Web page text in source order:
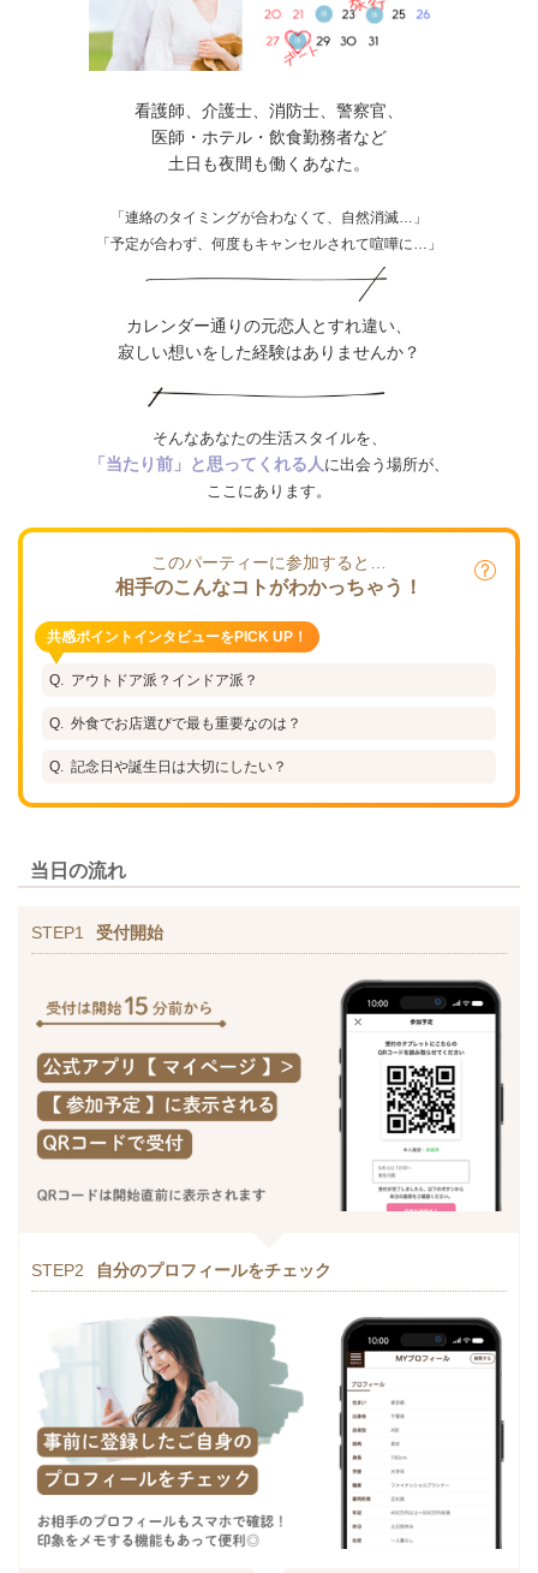
看護師、介護士、消防士、警察官、
医師・ホテル・飲食勤務者など
土日も夜間も働くあなた。
「連絡のタイミングが合わなくて、自然消滅…」
「予定が合わず、何度もキャンセルされて喧嘩に…」
カレンダー通りの元恋人とすれ違い、
寂しい想いをした経験はありませんか？
そんなあなたの生活スタイルを、
「当たり前」と思ってくれる人 に出会う場所が、
ここにあります。
このパーティーに参加すると…
相手のこんなコトがわかっちゃう！
共感ポイントインタビューをPICK UP！
アウトドア派？インドア派？
外食でお店選びで最も重要なのは？
記念日や誕生日は大切にしたい？
当日の流れ
STEP1 受付開始
STEP2 自分のプロフィールをチェック